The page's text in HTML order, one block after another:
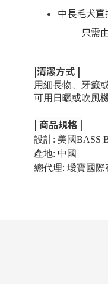
中長毛犬
只需
|清潔方式 |
用細長物、牙籤
可用日曬或吹風
| 商品規格 |
設計: 美國BASS
產地: 中國
總代理: 璦寶國際